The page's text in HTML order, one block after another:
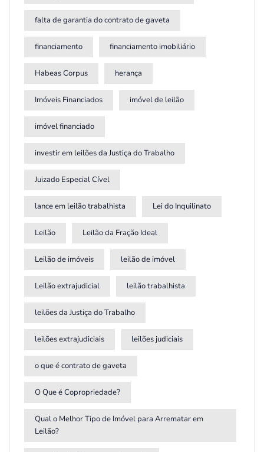
falta de garantia do contrato de gaveta
financiamento financiamento imobiliário
Habeas Corpus herança
Imóveis Financiados imóvel de leilão
imóvel financiado
investir em leilões da Justiça do Trabalho
Juizado Especial Cível
lance em leilão trabalhista Lei do Inquilinato
Leilão Leilão da Fração Ideal
Leilão de imóveis leilão de imóvel
Leilão extrajudicial leilão trabalhista
leilões da Justiça do Trabalho
leilões extrajudiciais leilões judiciais
o que é contrato de gaveta
O Que é Copropriedade?
Qual o Melhor Tipo de Imóvel para Arrematar em
Leilão?